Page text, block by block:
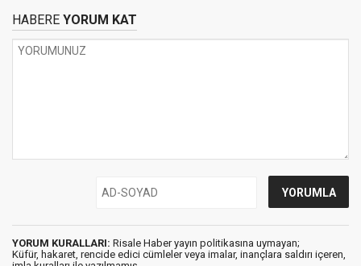
HABERE YORUM KAT
YORUM KURALLARI: Risale Haber yayın politikasına uymayan;
Küfür, hakaret, rencide edici cümleler veya imalar, inançlara saldırı içeren,